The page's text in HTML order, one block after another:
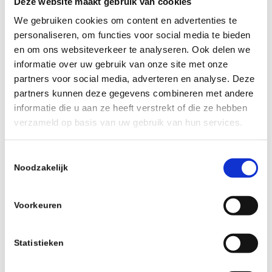
We gebruiken cookies om content en advertenties te
personaliseren, om functies voor social media te bieden
en om ons websiteverkeer te analyseren. Ook delen we
informatie over uw gebruik van onze site met onze
partners voor social media, adverteren en analyse. Deze
partners kunnen deze gegevens combineren met andere
informatie die u aan ze heeft verstrekt of die ze hebben
verzameld op basis van uw gebruik van hun services.
Noodzakelijk
Voorkeuren
Statistieken
Onderhandel over garantieperiodes en
aansprakelijkheidslimieten
Zorg voor waterdichte
geheimhoudingsverklaringen
Wees alert op concurrentiebedingen en
3- Onvoldoende aandacht voor
Een bedrijfsovername kan leiden tot onrust
Slechte communicatie hierover vernietigt